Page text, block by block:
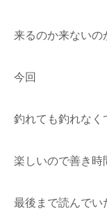
来るのか来ないの
今回
釣れても釣れなく
楽しいので善き時
最後まで読んでい